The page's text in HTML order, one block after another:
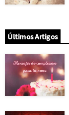
Últimos Artigos